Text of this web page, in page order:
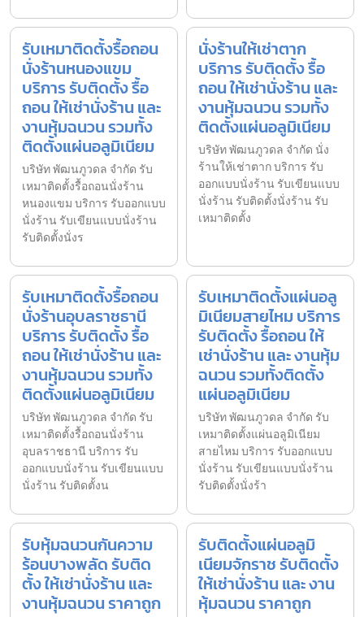
รับเหมาติดตั้งรื้อถอน
นั่งร้านหนองแขม
บริการ รับติดตั้ง รื้อ
ถอน ให้เช่านั่งร้าน และ
งานหุ้มฉนวน รวมทั้ง
ติดตั้งแผ่นอลูมิเนียม
บริษัท พัฒนภูวดล จำกัด รับ
เหมาติดตั้งรื้อถอนนั่งร้าน
หนองแขม บริการ รับออกแบบ
นั่งร้าน รับเขียนแบบนั่งร้าน
รับติดตั้งนั่งร
นั่งร้านให้เช่าตาก
บริการ รับติดตั้ง รื้อ
ถอน ให้เช่านั่งร้าน และ
งานหุ้มฉนวน รวมทั้ง
ติดตั้งแผ่นอลูมิเนียม
บริษัท พัฒนภูวดล จำกัด นั่ง
ร้านให้เช่าตาก บริการ รับ
ออกแบบนั่งร้าน รับเขียนแบบ
นั่งร้าน รับติดตั้งนั่งร้าน รับ
เหมาติดตั้ง
รับเหมาติดตั้งรื้อถอน
นั่งร้านอุบลราชธานี
บริการ รับติดตั้ง รื้อ
ถอน ให้เช่านั่งร้าน และ
งานหุ้มฉนวน รวมทั้ง
ติดตั้งแผ่นอลูมิเนียม
บริษัท พัฒนภูวดล จำกัด รับ
เหมาติดตั้งรื้อถอนนั่งร้าน
อุบลราชธานี บริการ รับ
ออกแบบนั่งร้าน รับเขียนแบบ
นั่งร้าน รับติดตั้งน
รับเหมาติดตั้งแผ่นอลู
มิเนียมสายไหม บริการ
รับติดตั้ง รื้อถอน ให้
เช่านั่งร้าน และ งานหุ้ม
ฉนวน รวมทั้งติดตั้ง
แผ่นอลูมิเนียม
บริษัท พัฒนภูวดล จำกัด รับ
เหมาติดตั้งแผ่นอลูมิเนียม
สายไหม บริการ รับออกแบบ
นั่งร้าน รับเขียนแบบนั่งร้าน
รับติดตั้งนั่งร้า
รับหุ้มฉนวนกันความ
ร้อนบางพลัด รับติด
ตั้ง ให้เช่านั่งร้าน และ
งานหุ้มฉนวน ราคาถูก
รับติดตั้งแผ่นอลูมิ
เนียมจักราช รับติดตั้ง
ให้เช่านั่งร้าน และ งาน
หุ้มฉนวน ราคาถูก